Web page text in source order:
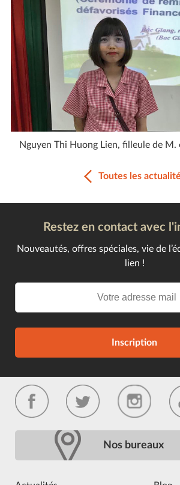
Nguyen Thi Huong Lien, filleule de M.
Toutes les
Restez en contact avec
Nouveautés, offres spéciales, vie de
lien !
Inscription
Nos bureaux